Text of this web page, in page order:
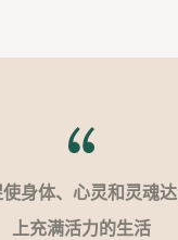
身体、心灵和灵魂
上充满活力的生活